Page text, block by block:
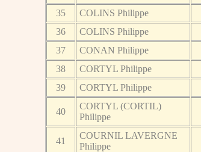
35
COLINS Philippe
36
COLINS Philippe
37
CONAN Philippe
38
CORTYL Philippe
39
CORTYL Philippe
40
CORTYL (CORTIL)
Philippe
41
COURNIL LAVERGNE
Philippe